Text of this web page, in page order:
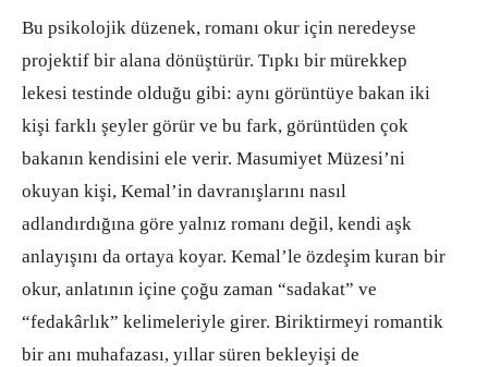
Bu psikolojik düzenek, romanı okur için neredeyse
projektif bir alana dönüştürür. Tıpkı bir mürekkep
lekesi testinde olduğu gibi: aynı görüntüye bakan iki
kişi farklı şeyler görür ve bu fark, görüntüden çok
bakanın kendisini ele verir. Masumiyet Müzesi’ni
okuyan kişi, Kemal’in davranışlarını nasıl
adlandırdığına göre yalnız romanı değil, kendi aşk
anlayışını da ortaya koyar. Kemal’le özdeşim kuran bir
okur, anlatının içine çoğu zaman “sadakat” ve
“fedakârlık” kelimeleriyle girer. Biriktirmeyi romantik
bir anı muhafazası, yıllar süren bekleyişi de